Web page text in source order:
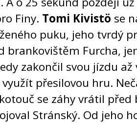
Finy. Tomi Kivistö se
puku, jeho tvrdý
brankovištěm Furcha,
zakončil svou jízdu až
přesilovou hru.
se záhy vrátil před
Stránský. Od jeho